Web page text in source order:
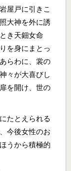
屋戸に引きこ
大神を外に誘
き天鈿女命
を身にまとっ
らわに、裳の
々が大喜びし
を開け、世の
たとえられる
今後女性のお
うから積極的